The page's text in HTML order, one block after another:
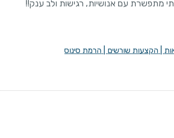
הקצעות שורשים הרמת סינוס